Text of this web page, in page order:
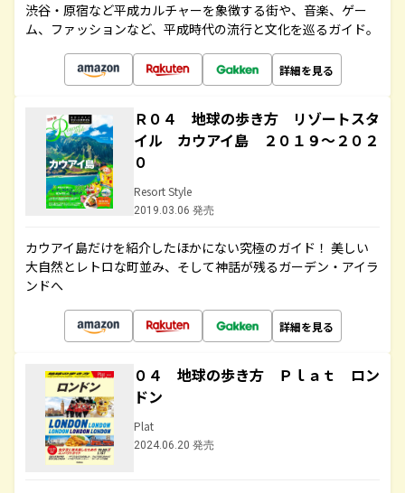
渋谷・原宿など平成カルチャーを象徴する街や、音楽、ゲー
ム、ファッションなど、平成時代の流行と文化を巡るガイド。
詳細を見る
Ｒ０４ 地球の歩き方 リゾートスタ
イル カウアイ島 ２０１９～２０２
０
Resort Style
2019.03.06 発売
カウアイ島だけを紹介したほかにない究極のガイド！ 美しい
大自然とレトロな町並み、そして神話が残るガーデン・アイラ
ンドへ
詳細を見る
０４ 地球の歩き方 Ｐｌａｔ ロン
ドン
Plat
2024.06.20 発売